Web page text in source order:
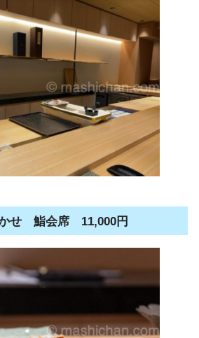
せ 鮨会席 11,000円